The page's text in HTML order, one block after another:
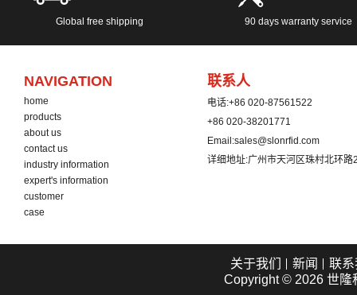
Global free shipping 90 days warranty service
NAVIGATION
home
products
about us
contact us
industry information
expert's information
customer
case
联系人
电话:+86 020-87561522
+86 020-38201771
Email:sales@slonrfid.com
详细地址:广州市天河区珠村北环
关于我们 新闻
联
Copyright © 2026 世隆